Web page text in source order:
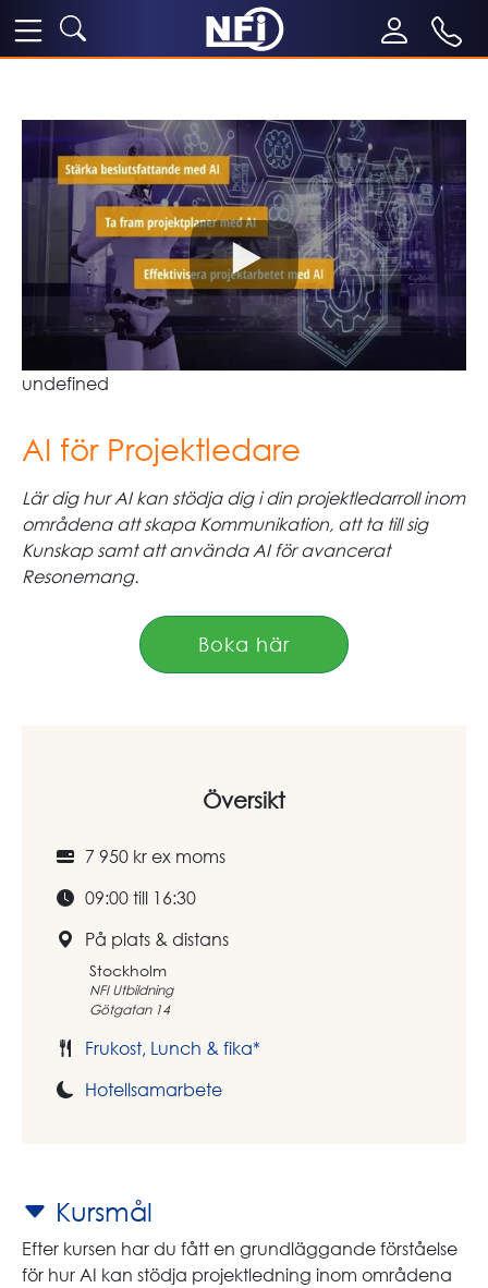
undefined
AI för Projektledare
Lär dig hur AI kan stödja dig i din projektledarroll inom
områdena att skapa Kommunikation, att ta till sig
Kunskap samt att använda AI för avancerat
Resonemang.
Boka här
Översikt
7 950 kr ex moms
09:00 till 16:30
På plats & distans
Stockholm
NFI Utbildning
Götgatan 14
Frukost, Lunch & fika*
Hotellsamarbete
Kursmål
Efter kursen har du fått en grundläggande förståelse
för hur AI kan stödja projektledning inom områdena